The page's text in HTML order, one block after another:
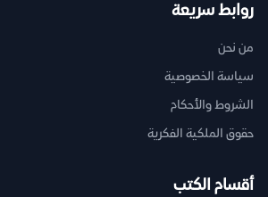
روابط سريعة
من نحن
سياسة الخصوصية
الشروط والأحكام
حقوق الملكية الفكرية
أقسام الكتب